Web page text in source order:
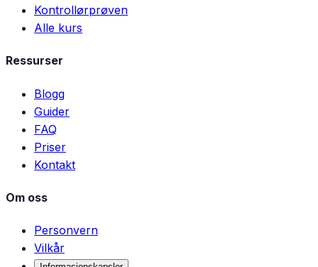
Kontrollørprøven
Alle kurs
Ressurser
Blogg
Guider
FAQ
Priser
Kontakt
Om oss
Personvern
Vilkår